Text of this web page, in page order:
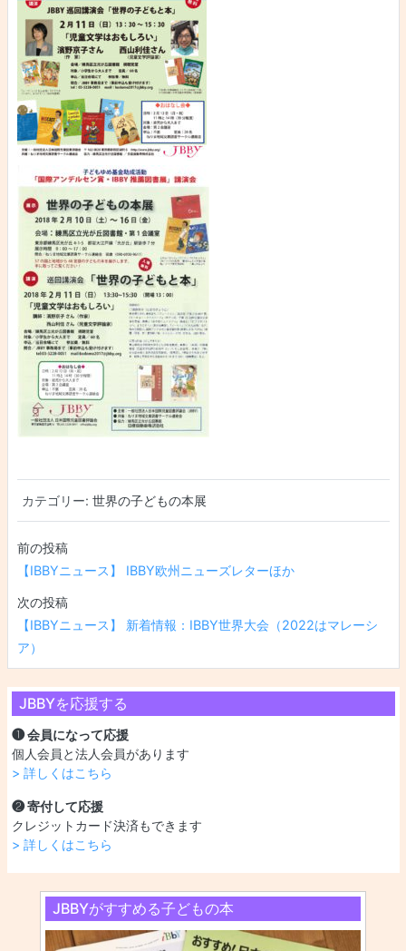
JBBYを応援する
❶ 会員になって応援
個人会員と法人会員があります
> 詳しくはこちら
❷ 寄付して応援
クレジットカード決済もできます
> 詳しくはこちら
JBBYがすすめる子どもの本
カテゴリー: 世界の子どもの本展
投稿ナビゲーション
【IBBYニュース】 IBBY欧州ニューズレターほか
【IBBYニュース】 新着情報：IBBY世界大会（2022はマレーシ
ア）